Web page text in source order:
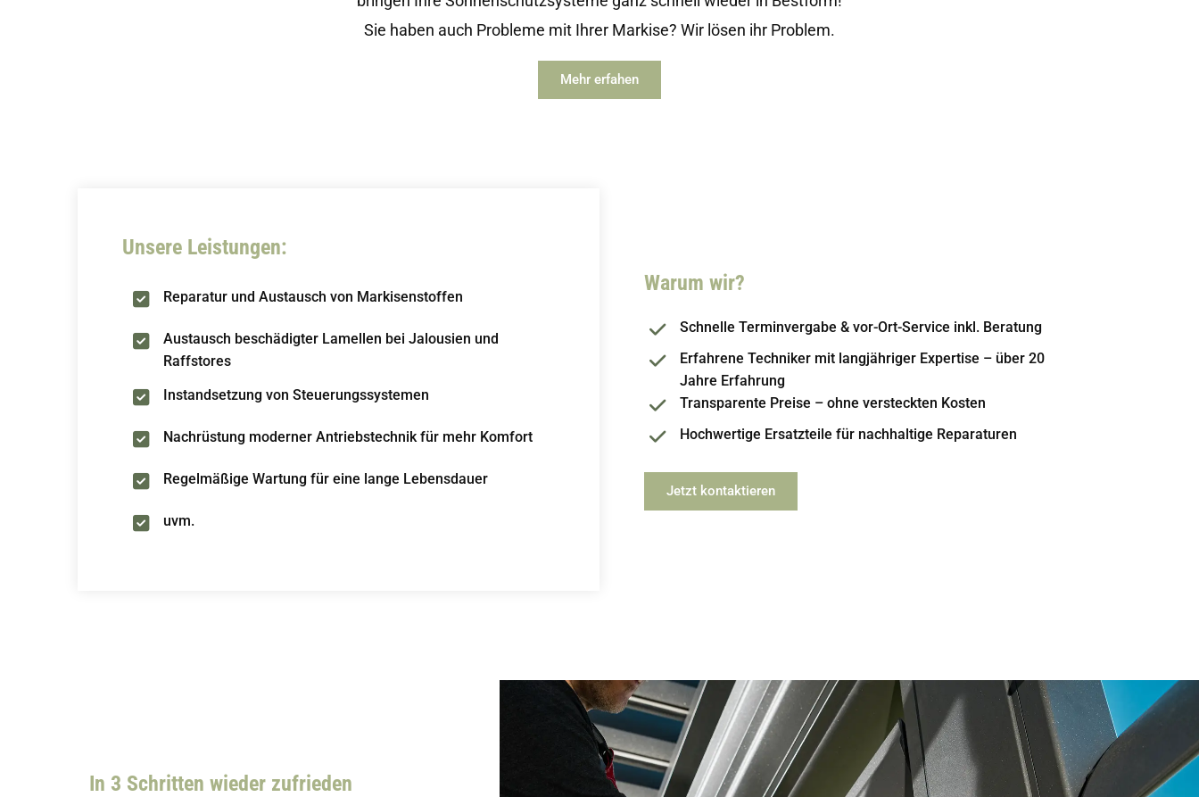
Sie haben auch Probleme mit Ihrer Markise? Wir lösen ihr Problem.
Mehr erfahen
Unsere Leistungen:
Reparatur und Austausch von Markisenstoffen
Austausch beschädigter Lamellen bei Jalousien und
Raffstores
Instandsetzung von Steuerungssystemen
Nachrüstung moderner Antriebstechnik für mehr Komfort
Regelmäßige Wartung für eine lange Lebensdauer
uvm.
Warum wir?
Schnelle Terminvergabe & vor-Ort-Service inkl. Beratung
Erfahrene Techniker mit langjähriger Expertise – über 20
Jahre Erfahrung
Transparente Preise – ohne versteckten Kosten
Hochwertige Ersatzteile für nachhaltige Reparaturen
Jetzt kontaktieren
In 3 Schritten wieder zufrieden